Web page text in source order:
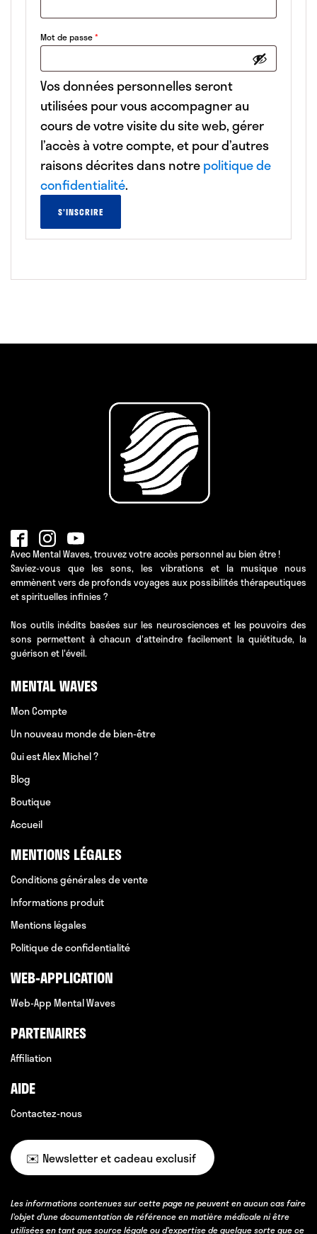
Mot de passe*Obligatoire
Vos données personnelles seront
utilisées pour vous accompagner au
cours de votre visite du site web, gérer
l’accès à votre compte, et pour d’autres
raisons décrites dans notrepolitique de
confidentialité.
S’INSCRIRE
Avec Mental Waves, trouvez votre accès personnel au bien être !
Saviez-vous que les sons, les vibrations et la musique nous
emmènent vers de profonds voyages aux possibilités thérapeutiques
et spirituelles infinies ?
Nos outils inédits basées sur les neurosciences et les pouvoirs des
sons permettent à chacun d'atteindre facilement la quiétitude, la
guérison et l'éveil.
MENTAL WAVES
Mon Compte
Un nouveau monde de bien-être
Qui est Alex Michel ?
Blog
Boutique
Accueil
MENTIONS LÉGALES
Conditions générales de vente
Informations produit
Mentions légales
Politique de confidentialité
WEB-APPLICATION
Web-App Mental Waves
PARTENAIRES
Affiliation
AIDE
Contactez-nous
✉️ Newsletter et cadeau exclusif
Les informations contenues sur cette page ne peuvent en aucun cas faire
l’objet d’une documentation de référence en matière médicale ni être
utilisées en tant que source légale ou d’expertise de quelque sorte que ce